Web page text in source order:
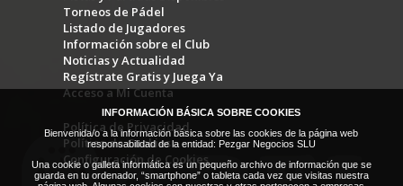
Torneos de Pádel
Listado de Jugadores
Información sobre el Club
Noticias y Actualidad
Regístrate Gratis y Juega Ya
Acceso a Mi Cuenta
Política de Privacidad
Política de Cookies
Configuración de Cookies
INFORMACIÓN BÁSICA SOBRE COOKIES
Bienvenida/o a la información básica sobre las cookies de la página web
responsabilidad de la entidad: Pezgar Negocios SLU
Una cookie o galleta informática es un pequeño archivo de información que se
guarda en tu ordenador, “smartphone” o tableta cada vez que visitas nuestra